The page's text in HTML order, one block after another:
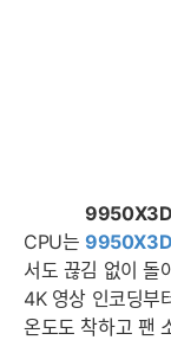
9950X3D
CPU는 9950X3D
서도 끊김 없이 돌
4K 영상 인코딩부
온도도 착하고 팬